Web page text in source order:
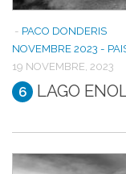
- PACO DONDERIS
NOVEMBRE 2023 -
19 NOVEMBRE, 2023
6 LAGO